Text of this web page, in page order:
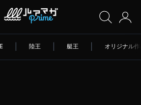
陸王 艇王 オリジナル